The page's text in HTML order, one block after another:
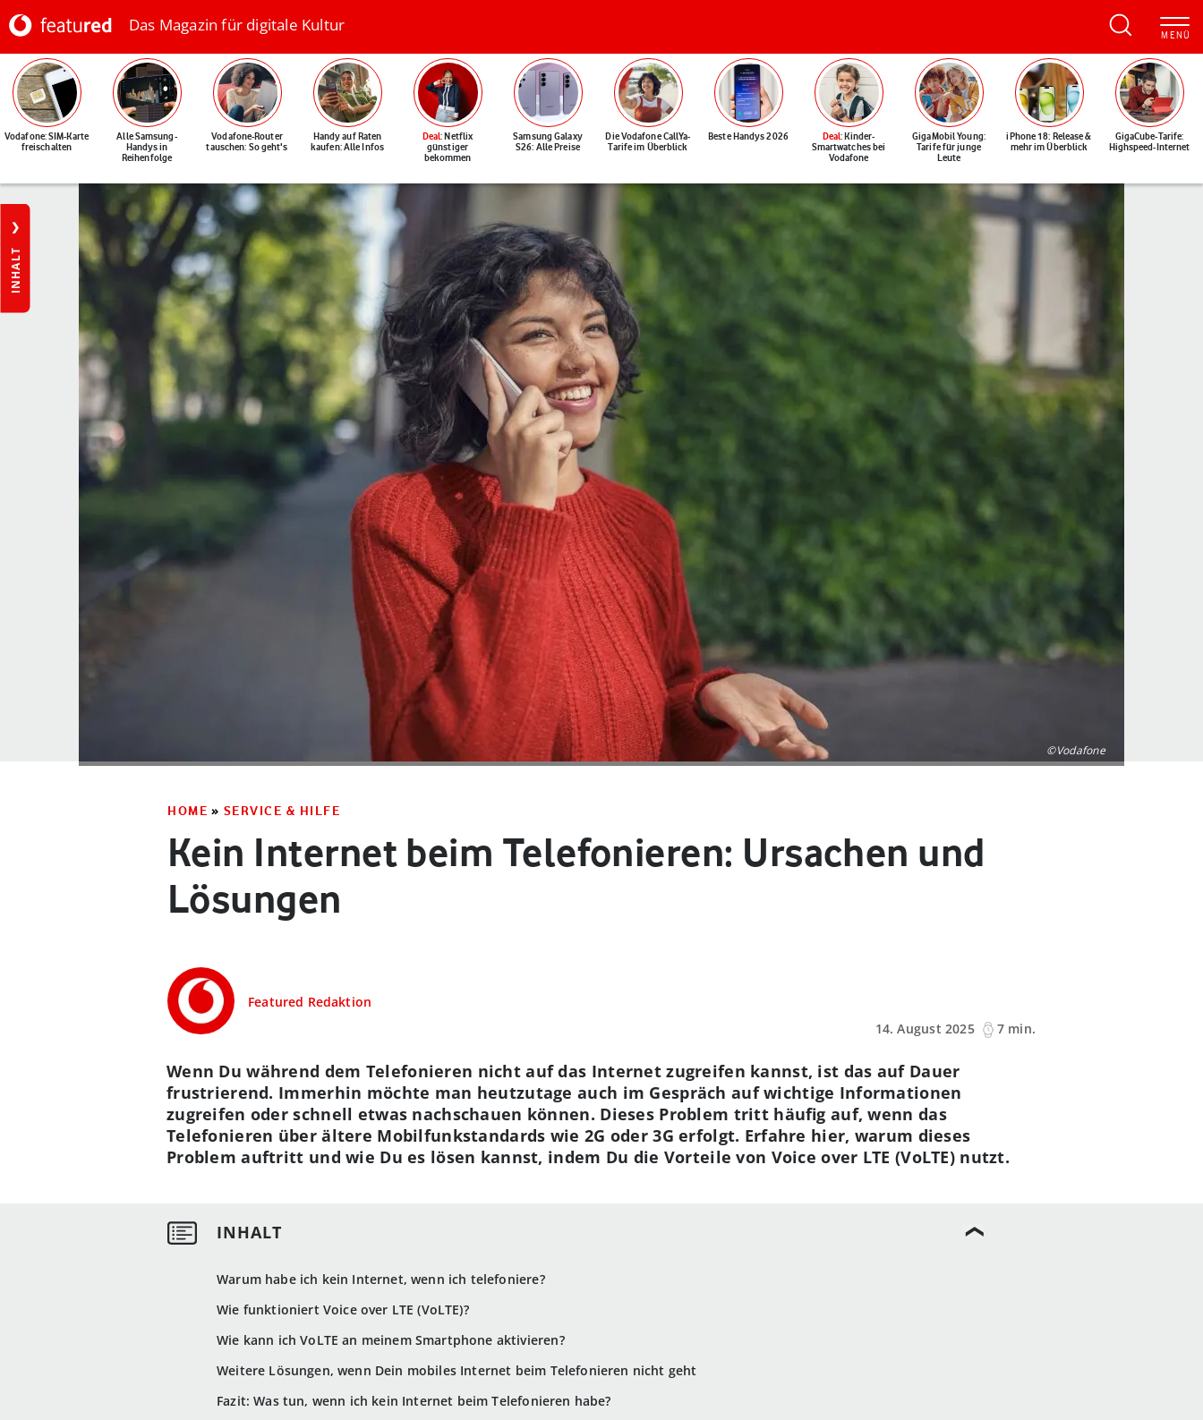
Das Magazin für digitale Kultur
Vodafone: SIM-Karte
freischalten
Alle Samsung-
Handys in
Reihenfolge
Vodafone-Router
tauschen: So geht's
Handy auf Raten
kaufen: Alle Infos
Deal: Netflix
günstiger
bekommen
Samsung Galaxy
S26: Alle Preise
Die Vodafone CallYa-
Tarife im Überblick
Beste Handys 2026 Deal: Kinder-
Smartwatches bei
Vodafone
GigaMobil Young:
Tarife für junge
Leute
iPhone 18: Release &
mehr im Überblick
GigaCube-Tarife:
Highspeed-Internet
INHALT
©Vodafone
HOME » SERVICE & HILFE
Kein Internet beim Telefonieren: Ursachen und
Lösungen
Featured Redaktion
14. August 2025
7 min.
Warum habe ich kein Internet, wenn ich telefoniere?
Wie funktioniert Voice over LTE (VoLTE)?
Wie kann ich VoLTE an meinem Smartphone aktivieren?
Weitere Lösungen, wenn Dein mobiles Internet beim Telefonieren nicht geht
Fazit: Was tun, wenn ich kein Internet beim Telefonieren habe?
Wenn Du während dem Telefonieren nicht auf das Internet zugreifen kannst, ist das auf Dauer
frustrierend. Immerhin möchte man heutzutage auch im Gespräch auf wichtige Informationen
zugreifen oder schnell etwas nachschauen können. Dieses Problem tritt häufig auf, wenn das
Telefonieren über ältere Mobilfunkstandards wie 2G oder 3G erfolgt. Erfahre hier, warum dieses
Problem auftritt und wie Du es lösen kannst, indem Du die Vorteile von Voice over LTE (VoLTE) nutzt.